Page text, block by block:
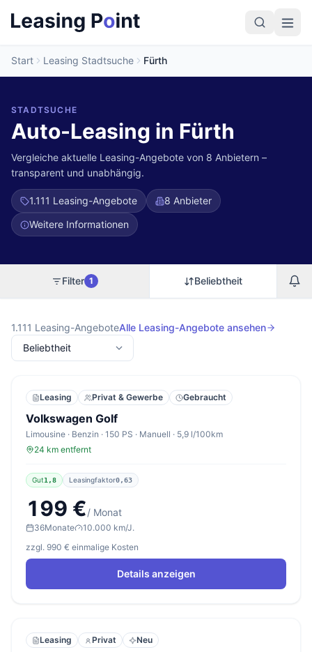
Start Leasing Stadtsuche Fürth
STADTSUCHE
Auto-Leasing in Fürth
Vergleiche aktuelle Leasing-Angebote von 8 Anbietern –
transparent und unabhängig.
1.111 Leasing-Angebote
8 Anbieter
Weitere Informationen
Filter 1 Beliebtheit
1.111 Leasing-AngeboteAlle Leasing-Angebote ansehen
Leasing Privat & Gewerbe Gebraucht
Volkswagen Golf
Limousine · Benzin · 150 PS · Manuell · 5,9 l/100km
24 km entfernt
Gut1,8 Leasingfaktor0,63
199 €/ Monat
36Monate
10.000 km/J.
zzgl. 990 € einmalige Kosten
Details anzeigen
Leasing Privat Neu